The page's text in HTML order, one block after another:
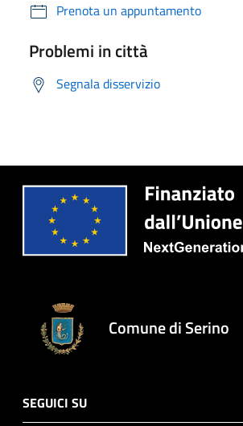
Prenota un appuntamento
Problemi in città
Segnala disservizio
Comune di Serino
SEGUICI SU